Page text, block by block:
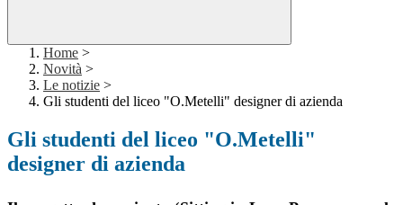
Home >
Novità >
Le notizie >
Gli studenti del liceo "O.Metelli" designer di azienda
Gli studenti del liceo "O.Metelli"
designer di azienda